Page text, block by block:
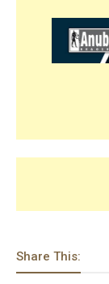
Share This: